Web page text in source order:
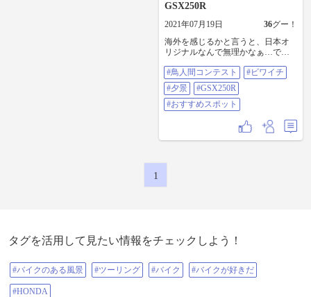
GSX250R
2021年07月19日 36グー！
海外を感じるかと言うと、日本オ
リジナルなんで無理かなぁ…で
間コンテスト #ビワイチ #夕景
#GSX250R #おすすめスポット
#鳥人間コンテスト
#ビワイチ
#夕景
#GSX250R
#おすすめスポット
1
タグを活用して見たい情報をチェックしよう！
#バイクのある風景 #ツーリング #バイク #バイクが好きだ
#HONDA